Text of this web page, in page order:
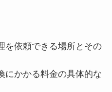
を依頼できる場所とその
にかかる料金の具体的な